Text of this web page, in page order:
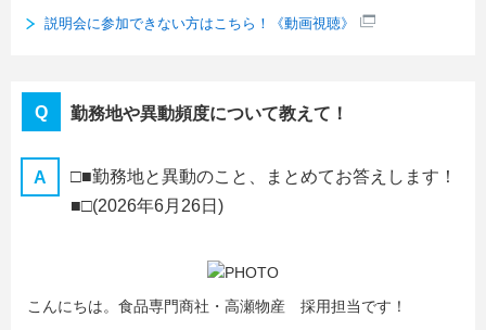
説明会に参加できない方はこちら！《動画視聴》
勤務地や異動頻度について教えて！
□■勤務地と異動のこと、まとめてお答えします！
■□(2026年6月26日)
こんにちは。食品専門商社・高瀬物産 採用担当です！